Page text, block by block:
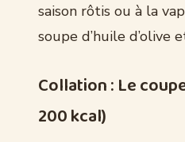
saison rôtis ou à la
soupe d’huile d’olive
Collation : Le
200 kcal)